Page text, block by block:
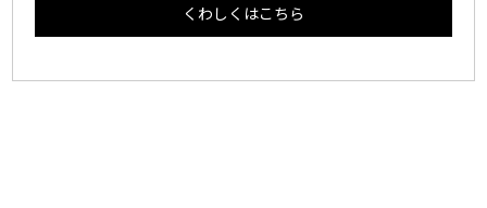
くわしくはこちら